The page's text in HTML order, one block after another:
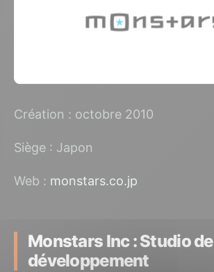
Création : octobre 2010
Siège : Japon
Web : monstars.co.jp
Monstars Inc : Studio de
développement